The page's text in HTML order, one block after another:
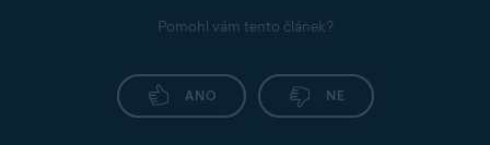
Pomohl vám tento článek?
ANO NE